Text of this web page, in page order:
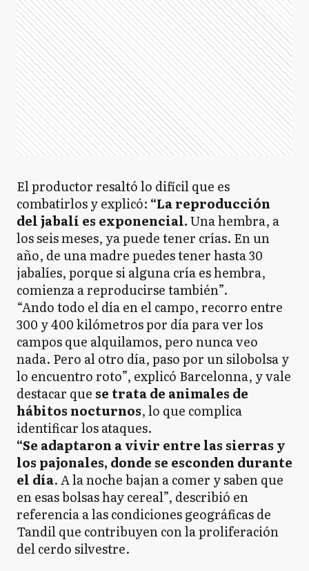
El productor resaltó lo difícil que es
combatirlos y explicó: “La reproducción
del jabalí es exponencial.Una hembra, a
los seis meses, ya puede tener crías. En un
año, de una madre puedes tener hasta 30
jabalíes, porque si alguna cría es hembra,
comienza a reproducirse también”.
“Ando todo el día en el campo, recorro entre
300 y 400 kilómetros por día para ver los
campos que alquilamos, pero nunca veo
nada. Pero al otro día, paso por un silobolsa y
lo encuentro roto”, explicó Barcelonna, y vale
destacar que se trata de animales de
hábitos nocturnos, lo que complica
identificar los ataques.
“Se adaptaron a vivir entre las sierras y
los pajonales, donde se esconden durante
el día. A la noche bajan a comer y saben que
en esas bolsas hay cereal”, describió en
referencia a las condiciones geográficas de
Tandil que contribuyen con la proliferación
del cerdo silvestre.